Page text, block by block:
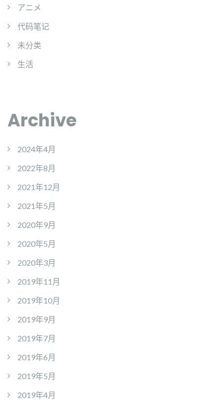
アニメ
代码笔记
未分类
生活
Archive
2024年4月
2022年8月
2021年12月
2021年5月
2020年9月
2020年5月
2020年3月
2019年11月
2019年10月
2019年9月
2019年7月
2019年6月
2019年5月
2019年4月